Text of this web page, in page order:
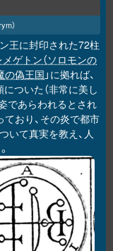
）
王に封印された72柱
メゲトン（ソロモンの
の偽王国」に拠れば、
ついた（非常に美し
であらわれるとされ
ており、その炎で都市
いて真実を教え、人